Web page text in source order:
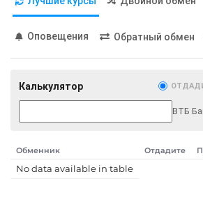
GBP
RON
Оповещения Обратный обмен
Калькулятор
ВТБ
Обменник Отдадите
No data available in table